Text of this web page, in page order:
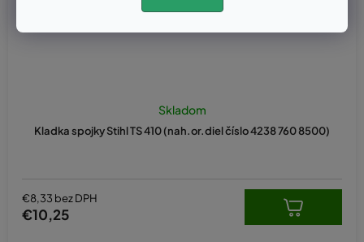
Kladka spojky Stihl TS 410 (nah.or.diel číslo 4238 760 8500)
Skladom
€8,33 bez DPH
€10,25